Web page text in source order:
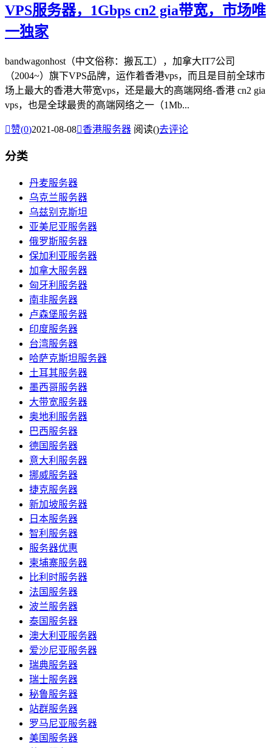
VPS服务器，1Gbps cn2 gia带宽，市场唯
一独家
bandwagonhost（中文俗称：搬瓦工），加拿大IT7公司
（2004~）旗下VPS品牌，运作着香港vps，而且是目前全球市
场上最大的香港大带宽vps，还是最大的高端网络-香港 cn2 gia
vps，也是全球最贵的高端网络之一（1Mb...
赞(0)2021-08-08香港服务器 阅读()去评论
分类
丹麦服务器
乌克兰服务器
乌兹别克斯坦
亚美尼亚服务器
俄罗斯服务器
保加利亚服务器
加拿大服务器
匈牙利服务器
南非服务器
卢森堡服务器
印度服务器
台湾服务器
哈萨克斯坦服务器
土耳其服务器
墨西哥服务器
大带宽服务器
奥地利服务器
巴西服务器
德国服务器
意大利服务器
挪威服务器
捷克服务器
新加坡服务器
日本服务器
智利服务器
服务器优惠
柬埔寨服务器
比利时服务器
法国服务器
波兰服务器
泰国服务器
澳大利亚服务器
爱沙尼亚服务器
瑞典服务器
瑞士服务器
秘鲁服务器
站群服务器
罗马尼亚服务器
美国服务器